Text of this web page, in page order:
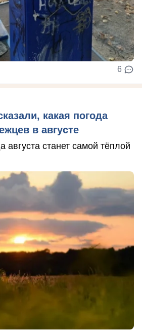
6
какая погода
в августе
августа станет самой тёплой